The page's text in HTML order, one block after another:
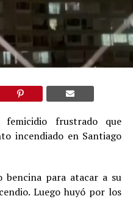
femicidio frustrado que
incendiado en Santiago
para atacar a su
Luego huyó por los